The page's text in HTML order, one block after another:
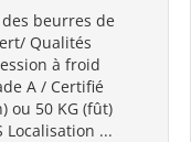
beurres de
Qualités
à froid
A / Certifié
ou 50 KG (fût)
Localisation ...